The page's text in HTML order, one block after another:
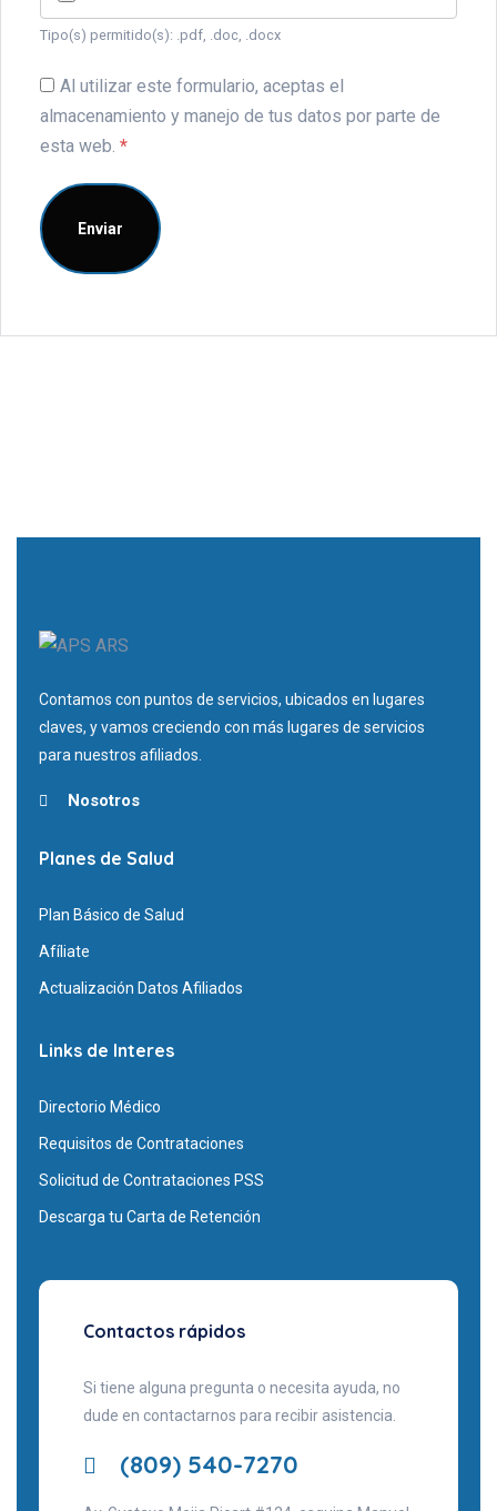
Tipo(s) permitido(s): .pdf, .doc, .docx
Al utilizar este formulario, aceptas el
almacenamiento y manejo de tus datos por parte de
esta web. *
Contamos con puntos de servicios, ubicados en lugares
claves, y vamos creciendo con más lugares de servicios
para nuestros afiliados.
Nosotros
Planes de Salud
Plan Básico de Salud
Afíliate
Actualización Datos Afiliados
Links de Interes
Directorio Médico
Requisitos de Contrataciones
Solicitud de Contrataciones PSS
Descarga tu Carta de Retención
Contactos rápidos
Si tiene alguna pregunta o necesita ayuda, no
dude en contactarnos para recibir asistencia.
(809) 540-7270